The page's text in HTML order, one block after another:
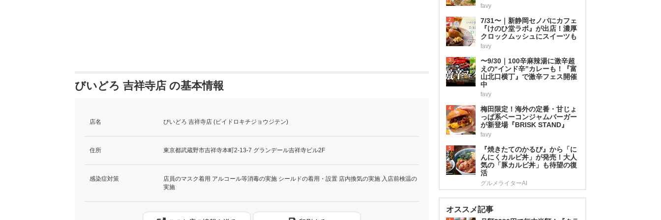
びいどろ 吉祥寺店 の基本情報
店名 びいどろ 吉祥寺店 (ビイドロキチジョウジテン)
住所 東京都武蔵野市吉祥寺本町2-13-7 グランデール吉祥寺ビル2F
感染症対策
店員のマスク着用 アルコール等消毒の実施 シールドの着用・設置 店内換気の実施 入店前検温の
実施
favy
2
7/31〜｜新静岡セノバにカフェ
『けのひ堂ラボ』が出店！濃厚
クロックムッシュにスイーツも
favy
3
〜9/30｜100辛麻辣湯に激辛超
えの“インド辛”カレーも！『富
山北口横丁』で激辛フェス開催
中
favy
4
梅田限定！海外の定番・甘じょ
っぱ系ベーコンジャムバーガー
が新登場『BRISK STAND』
favy
5
『焼きたてのかるび』から「に
んにくカルビ丼」が発売！大人
気の「豚カルビ丼」も待望の復
活
グルメライターAI
オススメ記事